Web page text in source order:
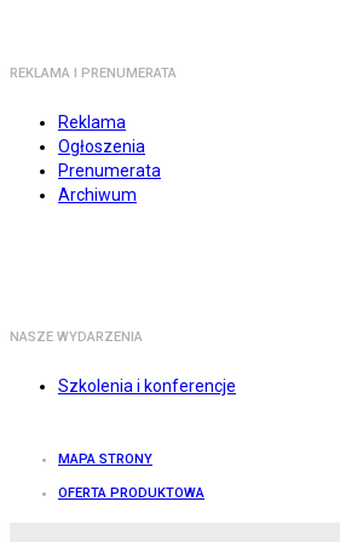
REKLAMA I PRENUMERATA
Reklama
Ogłoszenia
Prenumerata
Archiwum
NASZE WYDARZENIA
Szkolenia i konferencje
MAPA STRONY
OFERTA PRODUKTOWA